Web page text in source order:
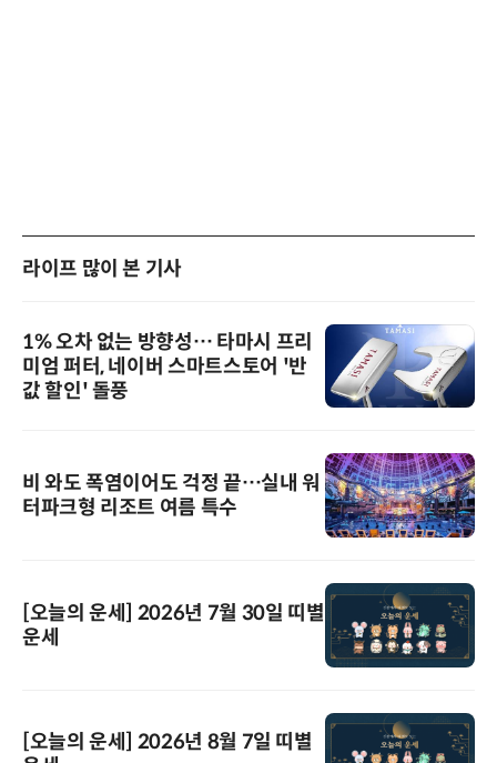
라이프 많이 본 기사
1% 오차 없는 방향성… 타마시 프리
미엄 퍼터, 네이버 스마트스토어 '반
값 할인' 돌풍
비 와도 폭염이어도 걱정 끝…실내 워
터파크형 리조트 여름 특수
[오늘의 운세] 2026년 7월 30일 띠별
운세
[오늘의 운세] 2026년 8월 7일 띠별